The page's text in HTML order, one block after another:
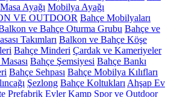
Masa Ayağı Mobilya Ayağı
VE OUTDOOR Bahçe Mobilyaları
ve Bahçe Oturma Grubu Bahçe ve
Takımları Balkon ve Bahçe Köşe
Bahçe Minderi Çardak ve Kameriyeler
Bahçe Şemsiyesi Bahçe Bankı
Bahçe Sehpası Bahçe Mobilya Kılıfları
Şezlong Bahçe Koltukları Ahşap Ev
Prefabrik Evler Kamp Spor ve Outdoor